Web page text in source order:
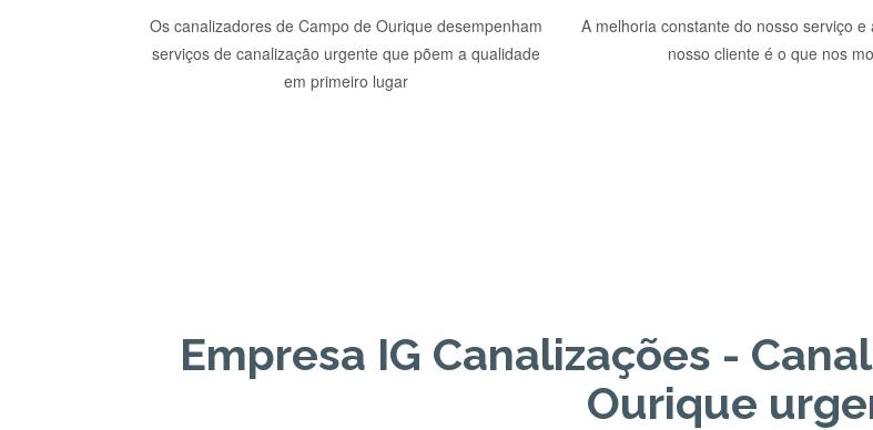
Os canalizadores de Campo de Ourique desempenham
serviços de canalização urgente que põem a qualidade
em primeiro lugar
A melhoria constante do nosso serviço e
nosso cliente é o que nos
Empresa IG Canalizações -
Ourique